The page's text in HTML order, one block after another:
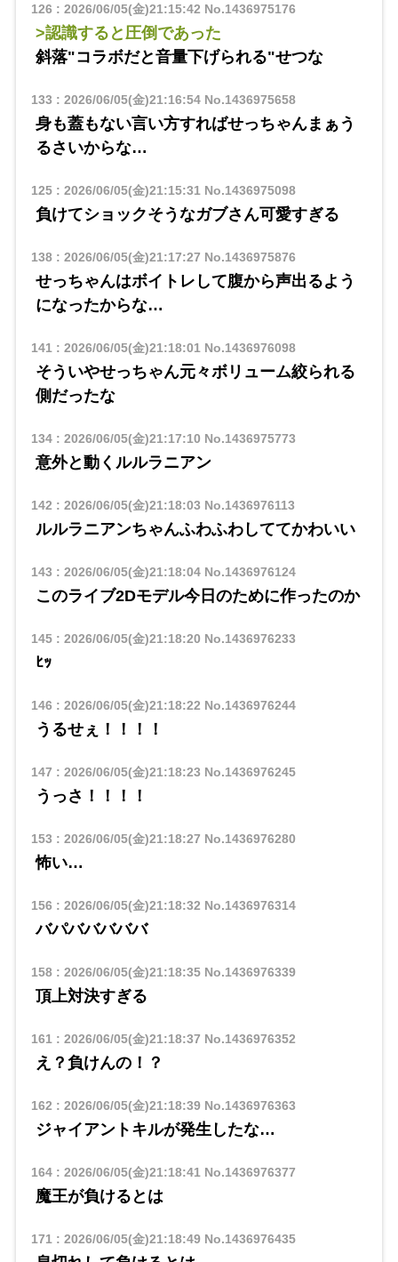
126 : 2026/06/05(金)21:15:42 No.1436975176
>認識すると圧倒であった
斜落"コラボだと音量下げられる"せつな
133 : 2026/06/05(金)21:16:54No.1436975658
身も蓋もない言い方すればせっちゃんまぁう
るさいからな…
125: 2026/06/05(金)21:15:31 No.1436975098
負けてショックそうなガブさん可愛すぎる
138: 2026/06/05(金)21:17:27 No.1436975876
せっちゃんはボイトレして腹から声出るよう
になったからな…
141 : 2026/06/05(金)21:18:01 No.1436976098
そういやせっちゃん元々ボリューム絞られる
側だったな
134: 2026/06/05(金)21:17:10 No.1436975773
意外と動くルルラニアン
142 : 2026/06/05(金)21:18:03 No.1436976113
ルルラニアンちゃんふわふわしててかわいい
143 : 2026/06/05(金)21:18:04No.1436976124
このライブ2Dモデル今日のために作ったのか
145: 2026/06/05(金)21:18:20 No.1436976233
ﾋｯ
146 : 2026/06/05(金)21:18:22 No.1436976244
うるせぇ！！！！
147 : 2026/06/05(金)21:18:23 No.1436976245
うっさ！！！！
153 : 2026/06/05(金)21:18:27 No.1436976280
怖い…
156 : 2026/06/05(金)21:18:32 No.1436976314
バパバババババ
158: 2026/06/05(金)21:18:35No.1436976339
頂上対決すぎる
161 : 2026/06/05(金)21:18:37 No.1436976352
え？負けんの！？
162 : 2026/06/05(金)21:18:39No.1436976363
ジャイアントキルが発生したな…
164: 2026/06/05(金)21:18:41 No.1436976377
魔王が負けるとは
171 : 2026/06/05(金)21:18:49No.1436976435